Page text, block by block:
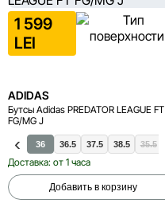
38.5
1 599
LEI
ADIDAS
Бутсы Adidas PREDATOR LEAGUE FT
FG/MG J
36 36.5 37.5 38.5 35.5
Доставка: от 1 часа
Добавить в корзину